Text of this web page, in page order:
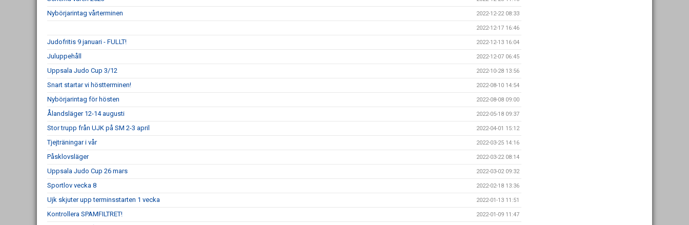
Nybörjarintag vårterminen 2022-12-22 08:33
2022-12-17 16:46
Judofritis 9 januari - FULLT! 2022-12-13 16:04
Juluppehåll 2022-12-07 06:45
Uppsala Judo Cup 3/12 2022-10-28 13:56
Snart startar vi höstterminen! 2022-08-10 14:54
Nybörjarintag för hösten 2022-08-08 09:00
Ålandsläger 12-14 augusti 2022-05-18 09:37
Stor trupp från UJK på SM 2-3 april 2022-04-01 15:12
Tjejträningar i vår 2022-03-25 14:16
Påsklovsläger 2022-03-22 08:14
Uppsala Judo Cup 26 mars 2022-03-02 09:32
Sportlov vecka 8 2022-02-18 13:36
Ujk skjuter upp terminsstarten 1 vecka 2022-01-13 11:51
Kontrollera SPAMFILTRET! 2022-01-09 11:47